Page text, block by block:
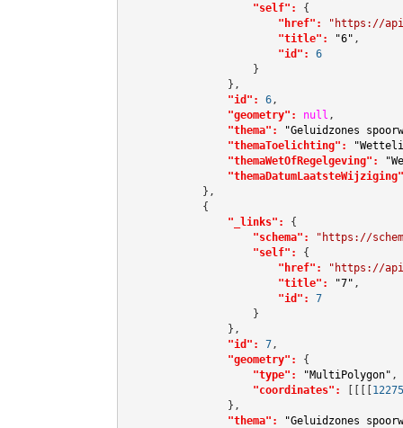
"self":
{
"href":
"https://
"title":
"6" ,
"id":
6
                    }
                },
"id":
6,
"geometry":
null ,
"thema":
"Geluidzones
"themaToelichting":
"themaWetOfRegelgeving":
            },
            {
"_links":
{
"schema":
"https://
"self":
{
"href":
"https://
"title":
"7" ,
"id":
7
                    }
                },
"id":
7,
"geometry":
{
"type":
"MultiPolygon" ,
"coordinates":
[[[[
                },
"thema":
"Geluidzones